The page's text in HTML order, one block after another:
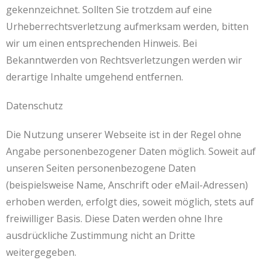
gekennzeichnet. Sollten Sie trotzdem auf eine
Urheberrechtsverletzung aufmerksam werden, bitten
wir um einen entsprechenden Hinweis. Bei
Bekanntwerden von Rechtsverletzungen werden wir
derartige Inhalte umgehend entfernen.
Datenschutz
Die Nutzung unserer Webseite ist in der Regel ohne
Angabe personenbezogener Daten möglich. Soweit auf
unseren Seiten personenbezogene Daten
(beispielsweise Name, Anschrift oder eMail-Adressen)
erhoben werden, erfolgt dies, soweit möglich, stets auf
freiwilliger Basis. Diese Daten werden ohne Ihre
ausdrückliche Zustimmung nicht an Dritte
weitergegeben.